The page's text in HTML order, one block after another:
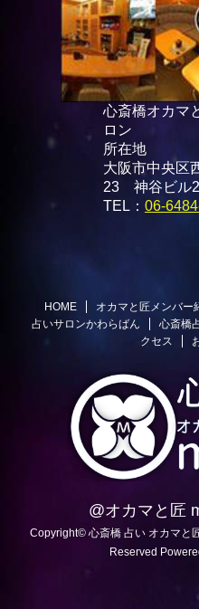
心斎橋オカマ
ロン
所在地
大阪市中央区
23 神谷ビル
TEL： 06-
HOME オカマと匠メンバー
占いサロンかわらばん
心斎橋
クセス
@オカマと匠
Copyright© 心斎橋 占い オカマと
Reserved